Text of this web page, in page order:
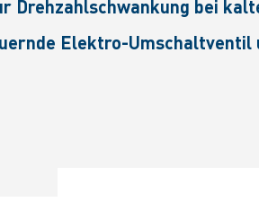
Drehzahlschwankung bei
Elektro-